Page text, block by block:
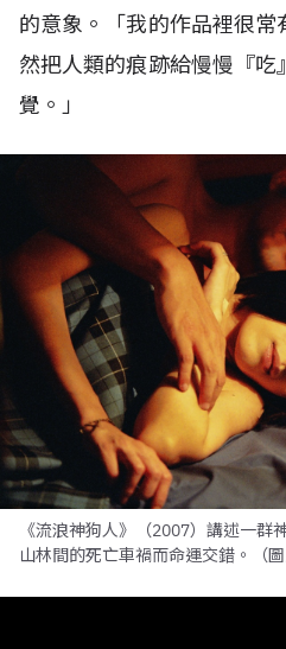
的意象。「我的作品裡很
然把人類的痕跡給慢慢『
覺。」
《流浪神狗人》（2007）講述一群
山林間的死亡車禍而命運交錯。（圖